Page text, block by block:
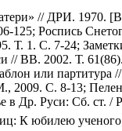
// ДРИ. 1970.
125; Роспись
Т. 1. С. 7-24;
// ВВ. 2002. Т.
или
С. 8-13;
в Др. Руси: Сб. ст.
К юбилею ученого